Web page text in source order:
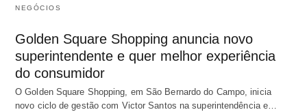
NEGÓCIOS
Golden Square Shopping anuncia novo
superintendente e quer melhor experiência
do consumidor
O Golden Square Shopping, em São Bernardo do Campo, inicia
novo ciclo de gestão com Victor Santos na superintendência e…